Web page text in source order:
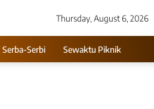
Thursday, August 6, 2026
Serba-Serbi Sewaktu Piknik